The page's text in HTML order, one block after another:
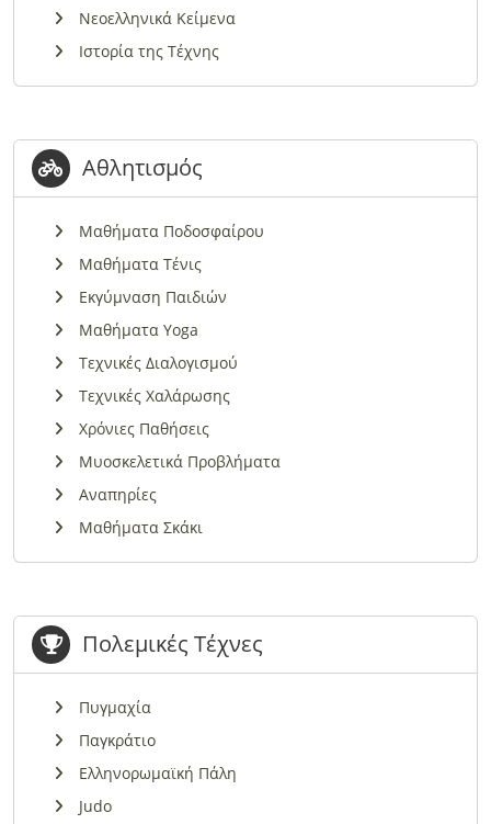
Νεοελληνικά Κείμενα
Ιστορία της Τέχνης
Αθλητισμός
Μαθήματα Ποδοσφαίρου
Μαθήματα Τένις
Εκγύμναση Παιδιών
Μαθήματα Yoga
Τεχνικές Διαλογισμού
Τεχνικές Χαλάρωσης
Χρόνιες Παθήσεις
Μυοσκελετικά Προβλήματα
Αναπηρίες
Μαθήματα Σκάκι
Πολεμικές Τέχνες
Πυγμαχία
Παγκράτιο
Ελληνορωμαϊκή Πάλη
Judo